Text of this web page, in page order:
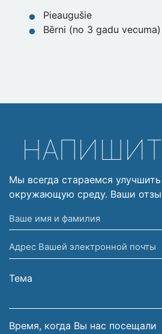
Pieaugušie
Bērni (no 3 gadu vecuma)
Мы всегда стараемся
окружающую среду. Ваши
Ваше
имя
и
фамилия
Адрес
Вашей
электронной
Тема
Время, когда Вы нас посещали